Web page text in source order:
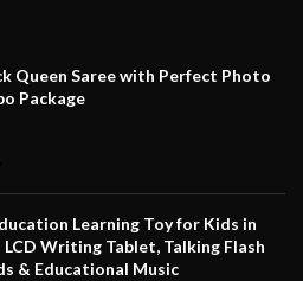
Queen Saree with Perfect Photo
Package
Learning Toy for Kids in
LCD Writing Tablet, Talking Flash
& Educational Music